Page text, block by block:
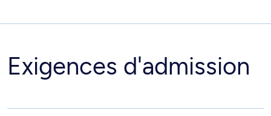
Exigences d'admission